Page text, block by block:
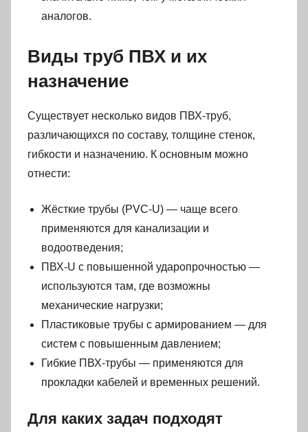
аналогов.
Виды труб ПВХ и их
назначение
Существует несколько видов ПВХ-труб,
различающихся по составу, толщине стенок,
гибкости и назначению. К основным можно
отнести:
Жёсткие трубы (PVC-U) — чаще всего
применяются для канализации и
водоотведения;
ПВХ-U с повышенной ударопрочностью —
используются там, где возможны
механические нагрузки;
Пластиковые трубы с армированием — для
систем с повышенным давлением;
Гибкие ПВХ-трубы — применяются для
прокладки кабелей и временных решений.
Для каких задач подходят